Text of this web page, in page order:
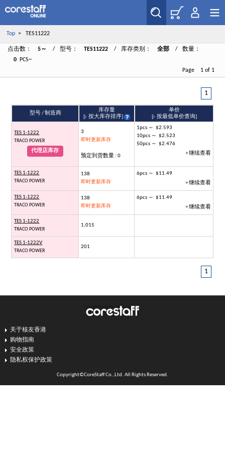
Top> TES11222
点击数： 5～ / 型号： TES11222 / 库存类别： 全部
/ 数量：
0
PCS~
Page 1 of 1
1
型号 / 制造商
库存量
[
按大库存排序]
单价
[
按最低单价查询]
TES 1-1222
TRACO POWER
代理店库存
3
即时更新库存
预定到货数量 : 0
1pcs ～ $2.593
10pcs ～ $2.523
50pcs ～ $2.476
> 继续查看
TES 1-1222
TRACO POWER
138
即时更新库存
6pcs ～ $11.49
> 继续查看
TES 1-1222
TRACO POWER
138
即时更新库存
6pcs ～ $11.49
> 继续查看
TES 1-1222
TRACO POWER
1,015
TES 1-1222V
TRACO POWER
201
1
关于核友香港
购物指南
安全政策
隐私权保护政策
Copyright©CoreStaff Co.,Ltd. All Rights Reserved.